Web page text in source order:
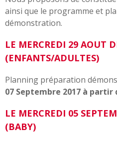
ainsi que le programme et
démonstration.
LE MERCREDI 29 AOUT
(ENFANTS/ADULTES)
Planning préparation
07 Septembre 2017 à partir
LE MERCREDI 05
(BABY)